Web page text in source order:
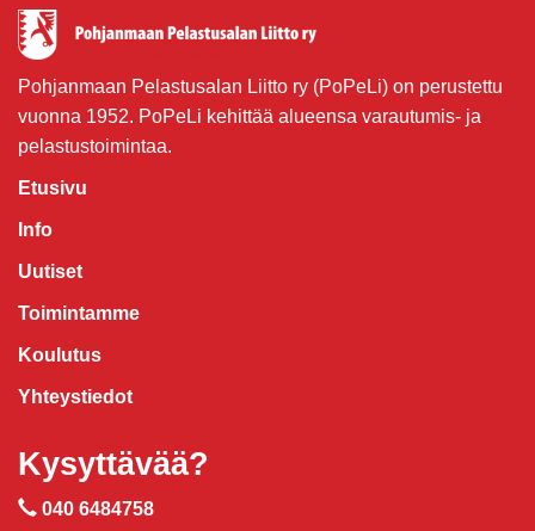
Pohjanmaan Pelastusalan Liitto ry (PoPeLi) on perustettu
vuonna 1952. PoPeLi kehittää alueensa varautumis- ja
pelastustoimintaa.
Etusivu
Info
Uutiset
Toimintamme
Koulutus
Yhteystiedot
Kysyttävää?
040 6484758